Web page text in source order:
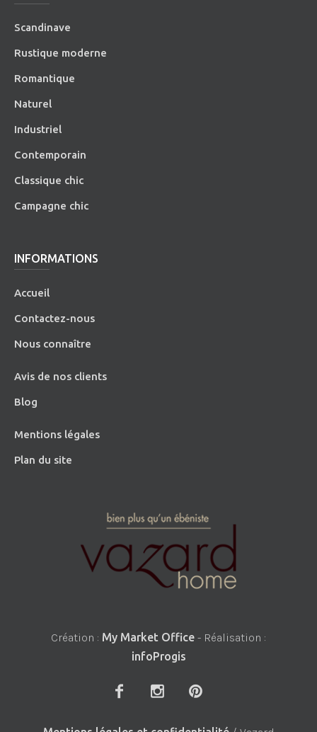
Scandinave
Rustique moderne
Romantique
Naturel
Industriel
Contemporain
Classique chic
Campagne chic
INFORMATIONS
Accueil
Contactez-nous
Nous connaître
Avis de nos clients
Blog
Mentions légales
Plan du site
Création : My Market Office - Réalisation :
infoProgis